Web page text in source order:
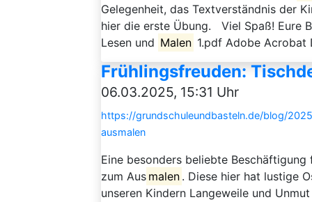
Gelegenheit, das Textverständnis der
hier die erste Übung. Viel Spaß! Eure
Lesen und Malen 1.pdf Adobe Acrobat
Frühlingsfreuden:
06.03.2025, 15:31 Uhr
https://grundschuleundbasteln.de/blog/
ausmalen
Eine besonders beliebte
zum Aus malen . Diese hier hat lustige
unseren Kindern Langeweile und